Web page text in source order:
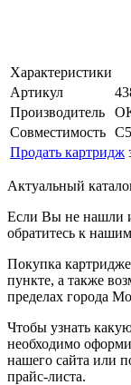
Характеристики
Артикул
Производитель
Совместимость
Продать картридж
Актуальный
Если Вы не нашли
обратитесь к
Покупка
пункте, а также
пределах города
Чтобы узнать
необходимо
нашего сайта или
прайс-листа.